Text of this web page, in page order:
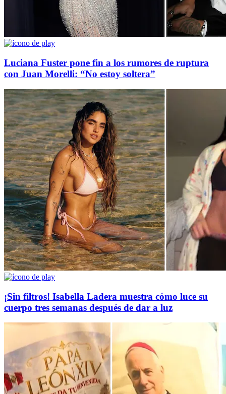
Luciana Fuster pone fin a los rumores de ruptura
con Juan Morelli: “No estoy soltera”
¡Sin filtros! Isabella Ladera muestra cómo luce su
cuerpo tres semanas después de dar a luz